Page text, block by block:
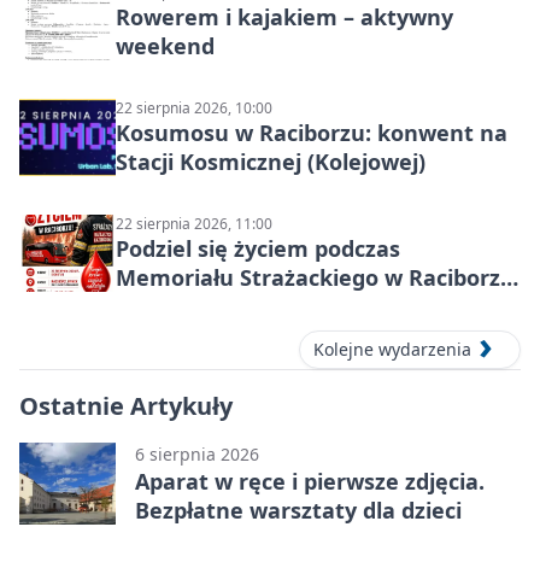
Rowerem i kajakiem – aktywny
weekend
22 sierpnia 2026, 10:00
Kosumosu w Raciborzu: konwent na
Stacji Kosmicznej (Kolejowej)
22 sierpnia 2026, 11:00
Podziel się życiem podczas
Memoriału Strażackiego w Raciborzu
Kolejne wydarzenia
Ostatnie Artykuły
6 sierpnia 2026
Aparat w ręce i pierwsze zdjęcia.
Bezpłatne warsztaty dla dzieci